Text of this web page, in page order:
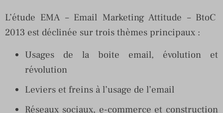
L’étude EMA – Email Marketing Attitude – BtoC
2013 est déclinée sur trois thèmes principaux :
Usages de la boite email, évolution et
révolution
Leviers et freins à l’usage de l’email
Réseaux sociaux, e-commerce et construction